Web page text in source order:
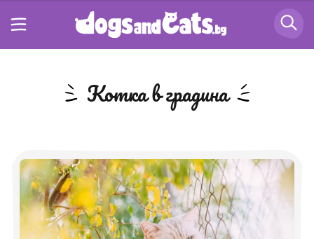
котка в градина